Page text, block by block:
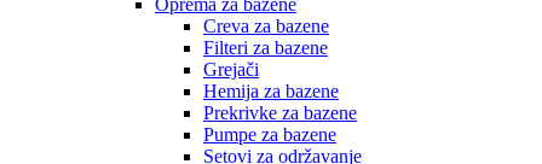
Oprema za bazene
Creva za bazene
Filteri za bazene
Grejači
Hemija za bazene
Prekrivke za bazene
Pumpe za bazene
Setovi za održavanje